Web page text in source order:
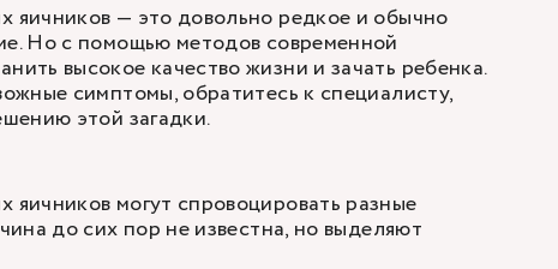
яичников — это довольно редкое и обычно
Но с помощью методов современной
высокое качество жизни и зачать ребенка.
симптомы, обратитесь к специалисту,
этой загадки.
яичников могут спровоцировать разные
до сих пор не известна, но выделяют